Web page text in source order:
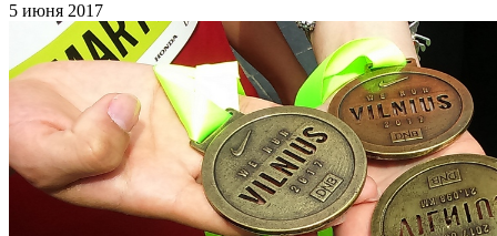
5 июня 2017